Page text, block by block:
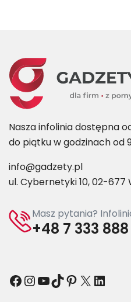
Nasza infolinia dostępna
do piątku w godzinach od
info@gadzety.pl
ul. Cybernetyki 10, 02-677
Masz pytania?
+48 7 333
Facebook
Instagram
YouTube
TikTok
Pinterest
X